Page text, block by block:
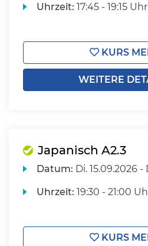
Uhrzeit: 17:45 - 19:15 Uhr
KURS
WEITERE
Japanisch A2.3
Datum: Di. 15.09.2026 -
Uhrzeit: 19:30 - 21:00
KURS